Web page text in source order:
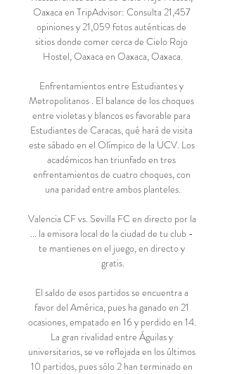
Oaxaca en TripAdvisor: Consulta 21,457
opiniones y 21,059 fotos auténticas de
sitios donde comer cerca de Cielo Rojo
Hostel, Oaxaca en Oaxaca, Oaxaca.
Enfrentamientos entre Estudiantes y
Metropolitanos . El balance de los choques
entre violetas y blancos es favorable para
Estudiantes de Caracas, qué hará de visita
este sábado en el Olímpico de la UCV. Los
académicos han triunfado en tres
enfrentamientos de cuatro choques, con
una paridad entre ambos planteles.
Valencia CF vs. Sevilla FC en directo por la
... la emisora local de la ciudad de tu club -
te mantienes en el juego, en directo y
gratis.
El saldo de esos partidos se encuentra a
favor del América, pues ha ganado en 21
ocasiones, empatado en 16 y perdido en 14.
La gran rivalidad entre Águilas y
universitarios, se ve reflejada en los últimos
10 partidos, pues sólo 2 han terminado en